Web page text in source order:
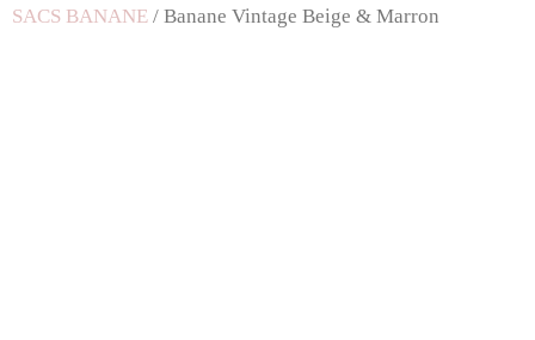
SACS BANANE / Banane Vintage Beige & Marron